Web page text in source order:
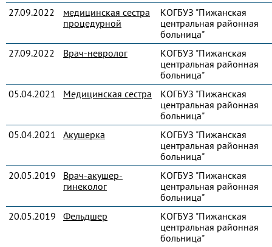
27.09.2022
медицинская сестра
процедурной
КОГБУЗ "Пижанская
центральная районная
больница"
27.09.2022
Врач-невролог
КОГБУЗ "Пижанская
центральная районная
больница"
05.04.2021
Медицинская сестра
КОГБУЗ "Пижанская
центральная районная
больница"
05.04.2021
Акушерка
КОГБУЗ "Пижанская
центральная районная
больница"
20.05.2019
Врач-акушер-
гинеколог
КОГБУЗ "Пижанская
центральная районная
больница"
20.05.2019
Фельдшер
КОГБУЗ "Пижанская
центральная районная
больница"